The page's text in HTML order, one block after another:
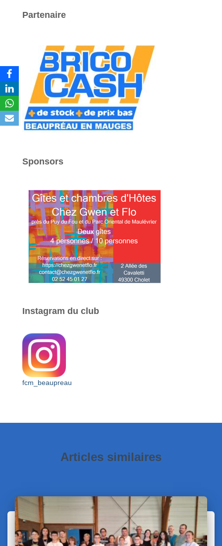
Partenaire
Sponsors
Instagram du club
fcm_beaupreau
Articles similaires